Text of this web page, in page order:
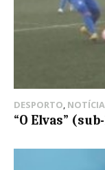
DESPORTO,
“O Elvas”